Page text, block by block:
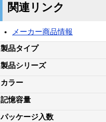
関連リンク
メーカー商品情報
製品タイプ
製品シリーズ
カラー
記憶容量
パッケージ入数